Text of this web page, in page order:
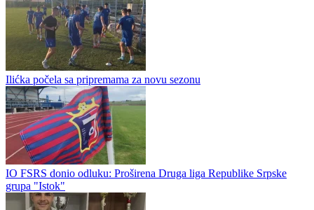
Proleter postigao 15 golova u dvije prijateljske utakmice
Milorad Kosanović nije više trener Gubera